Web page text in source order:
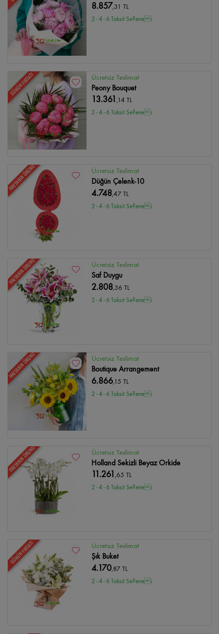
8.857,31 TL
2 - 4 - 6 Taksit Se?enei
GÜNÜN FIRSATI Ücretsiz Teslimat
Peony Bouquet
13.361 ,14 TL
2 - 4 - 6 Taksit Se?enei
HAFTANIN ÜRÜNÜ Ücretsiz Teslimat
Düğün Çelenk-10
4.748,47 TL
2 - 4 - 6 Taksit Se?enei
HAFTANIN ÜRÜNÜ Ücretsiz Teslimat
Saf Duygu
2.808,36 TL
2 - 4 - 6 Taksit Se?enei
HAFTANIN ÜRÜNÜ Ücretsiz Teslimat
Boutique Arrangement
6.866,15 TL
2 - 4 - 6 Taksit Se?enei
HAFTANIN ÜRÜNÜ Ücretsiz Teslimat
Holland Sekizli Beyaz Orkide
11.261 ,65 TL
2 - 4 - 6 Taksit Se?enei
GÜNÜN FIRSATI Ücretsiz Teslimat
Şık Buket
4.170,87 TL
2 - 4 - 6 Taksit Se?enei